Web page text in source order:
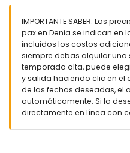
baño en suite con doble
secador de pelo
2 baños en suite, cada
inodoro y secador de
baño con doble lavabo,
Exterior de la villa
parcela grande y cerrada
piscina privada de 10m x
jardín con gravilla,
IMPORTANTE SABER: Los
pax en Denia se indican en
incluidos los costos
siempre debas alquilar una
temporada alta, puede
y salida haciendo clic en
de las fechas deseadas, el
automáticamente. Si lo
directamente en línea con